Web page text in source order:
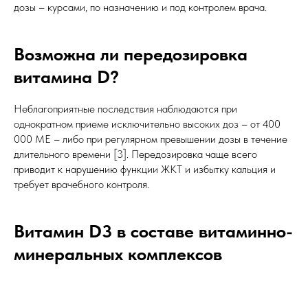
дозы – курсами, по назначению и под контролем врача.
Возможна ли передозировка
витамина D?
Неблагоприятные последствия наблюдаются при
однократном приеме исключительно высоких доз – от 400
000 МЕ – либо при регулярном превышении дозы в течение
длительного времени [3]. Передозировка чаще всего
приводит к нарушению функции ЖКТ и избытку кальция и
требует врачебного контроля.
Витамин D3 в составе витаминно-
минеральных комплексов